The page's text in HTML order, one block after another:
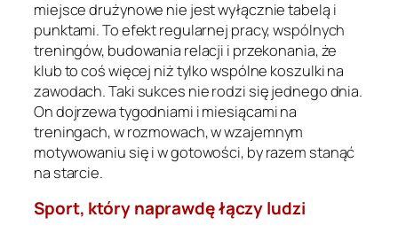
miejsce drużynowe nie jest wyłącznie tabelą i
punktami. To efekt regularnej pracy, wspólnych
treningów, budowania relacji i przekonania, że
klub to coś więcej niż tylko wspólne koszulki na
zawodach. Taki sukces nie rodzi się jednego dnia.
On dojrzewa tygodniami i miesiącami na
treningach, w rozmowach, w wzajemnym
motywowaniu się i w gotowości, by razem stanąć
na starcie.
Sport, który naprawdę łączy ludzi